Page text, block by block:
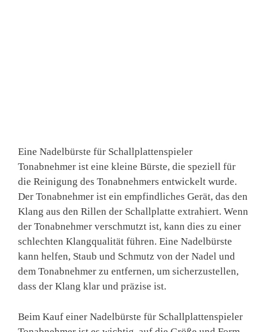
Eine Nadelbürste für Schallplattenspieler
Tonabnehmer ist eine kleine Bürste, die speziell für
die Reinigung des Tonabnehmers entwickelt wurde.
Der Tonabnehmer ist ein empfindliches Gerät, das den
Klang aus den Rillen der Schallplatte extrahiert. Wenn
der Tonabnehmer verschmutzt ist, kann dies zu einer
schlechten Klangqualität führen. Eine Nadelbürste
kann helfen, Staub und Schmutz von der Nadel und
dem Tonabnehmer zu entfernen, um sicherzustellen,
dass der Klang klar und präzise ist.
Beim Kauf einer Nadelbürste für Schallplattenspieler